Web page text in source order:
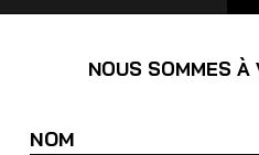
NOUS SOMMES À
NOM